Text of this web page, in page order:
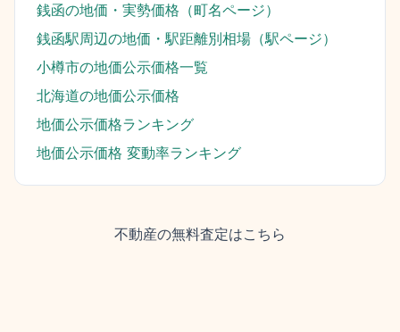
銭函の地価・実勢価格（町名ページ）
銭函駅周辺の地価・駅距離別相場（駅ページ）
小樽市の地価公示価格一覧
北海道の地価公示価格
地価公示価格ランキング
地価公示価格 変動率ランキング
不動産の無料査定はこちら